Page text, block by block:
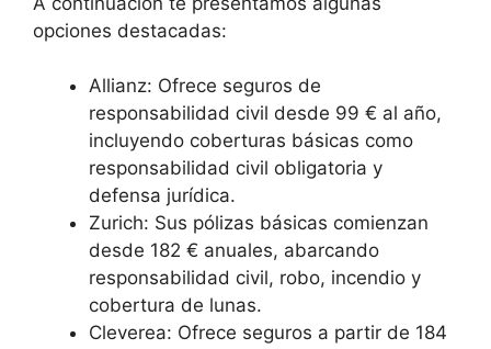
opciones destacadas:
Allianz: Ofrece seguros de
responsabilidad civil desde 99 € al año,
incluyendo coberturas básicas como
responsabilidad civil obligatoria y
defensa jurídica.
Zurich: Sus pólizas básicas comienzan
desde 182 € anuales, abarcando
responsabilidad civil, robo, incendio y
cobertura de lunas.
Cleverea: Ofrece seguros a partir de 184